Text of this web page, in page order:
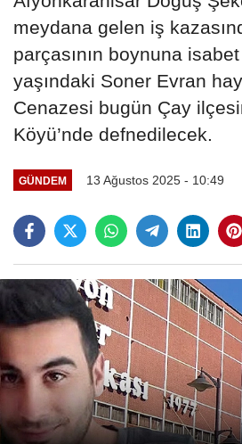
meydana gelen iş
parçasının boynuna
yaşındaki Soner Evran
Cenazesi bugün Çay
Köyü’nde defnedilecek.
GÜNDEM 13 Ağustos 2025 - 10:49